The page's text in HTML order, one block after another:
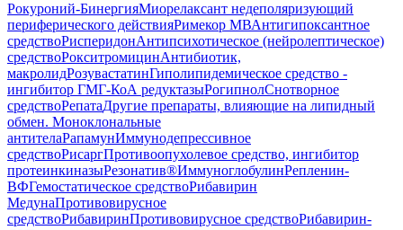
Рокуроний-БинергияМиорелаксант недеполяризующий
периферического действияРимекор МВАнтигипоксантное
средствоРисперидонАнтипсихотическое (нейролептическое)
средствоРокситромицинАнтибиотик,
макролидРозувастатинГиполипидемическое средство -
ингибитор ГМГ-КоА редуктазыРогипнолСнотворное
средствоРепатаДругие препараты, влияющие на липидный
обмен. Моноклональные
антителаРапамунИммунодепрессивное
средствоРисаргПротивоопухолевое средство, ингибитор
протеинкиназыРезонатив®ИммуноглобулинРепленин-
ВФГемостатическое средствоРибавирин
МедунаПротивовирусное
средствоРибавиринПротивовирусное средствоРибавирин-